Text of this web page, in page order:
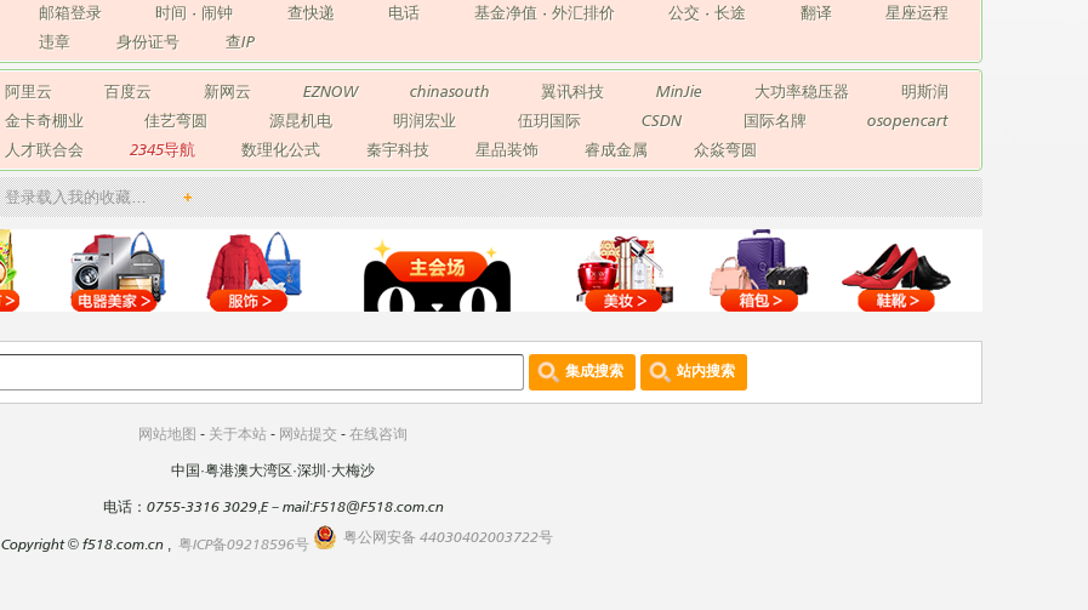
邮箱登录 时间 · 闹钟 查快递 电话 基金净值· 外汇排价 公交 ·长途 翻译
星座运程
违章
身份证号 查IP
阿里云 百度云 新网云 EZNOW chinasouth 翼讯科技 MinJie 大功率稳压器
明斯润
金卡奇棚业
佳艺弯圆 源昆机电 明润宏业 伍玥国际 CSDN 国际名牌
osopencart
人才联合会
2345导航 数理化公式 秦宇科技 星品装饰 睿成金属 众焱弯圆
登录载入我的收藏… +
集成搜索 站内搜索
网站地图 - 关于本站 - 网站提交 - 在线咨询
中国·粤港澳大湾区·深圳·大梅沙
电话：0755-3316 3029,E－mail:F518@F518.com.cn
Copyright©f518.com.cn , 粤ICP备09218596号 粤公网安备 44030402003722号